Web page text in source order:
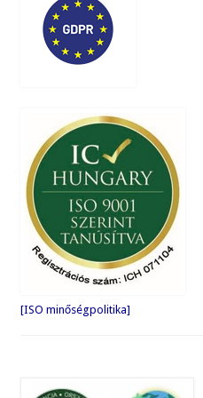
[ISO minőségpolitika]